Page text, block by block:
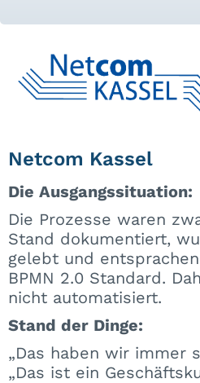
Netcom Kassel
Die Ausgangssituation:
Die Prozesse waren
Stand dokumentiert,
gelebt und
BPMN 2.0 Standard.
nicht automatisiert.
Stand der Dinge:
„Das haben wir immer
„Das ist ein